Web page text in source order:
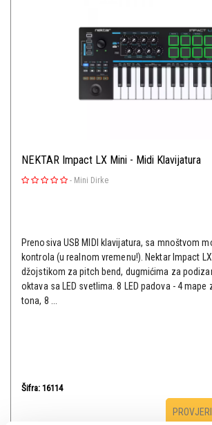
NEKTAR Impact LX Mini - Midi Klavijatura
- Mini Dirke
Prenosiva USB MIDI klavijatura, sa mnoštvom
kontrola (u realnom vremenu!). Nektar Impact
džojstikom za pitch bend, dugmićima za
oktava sa LED svetlima. 8 LED padova - 4 mape
tona, 8 ...
Šifra: 16114